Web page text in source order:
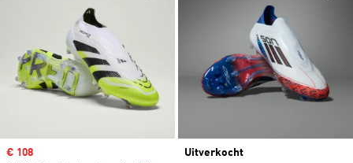
Sale price
€ 108
Uitverkocht